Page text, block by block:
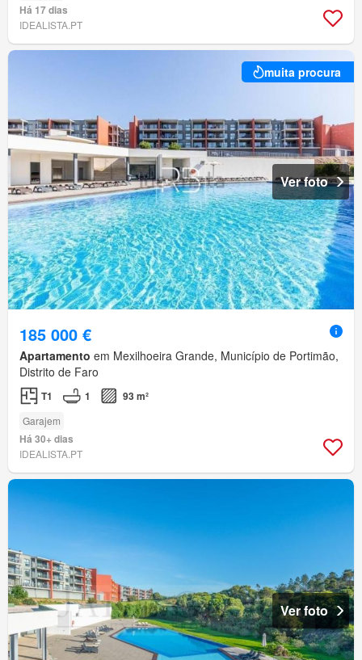
Há 17 dias
IDEALISTA.PT
muita procura
Ver foto
185 000 €
Apartamento em Mexilhoeira Grande, Município de Portimão,
Distrito de Faro
T1 1 93 m²
Garajem
Há 30+ dias
IDEALISTA.PT
Ver foto